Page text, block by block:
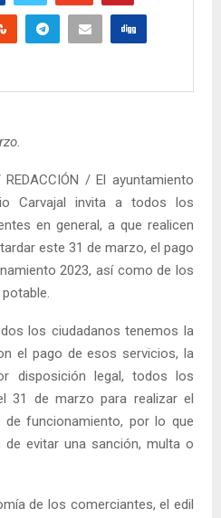
/ El ayuntamiento
Carvajal invita a todos los
en general, a que realicen
este 31 de marzo, el pago
2023, así como de los
los ciudadanos tenemos la
el pago de esos servicios, la
disposición legal, todos los
31 de marzo para realizar el
funcionamiento, por lo que
evitar una sanción, multa o
de los comerciantes, el edil